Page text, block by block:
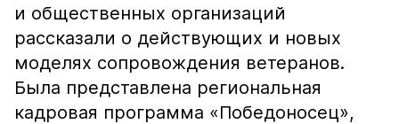
и общественных организаций
рассказали о действующих и новых
моделях сопровождения ветеранов.
Была представлена региональная
кадровая программа «Победоносец»,